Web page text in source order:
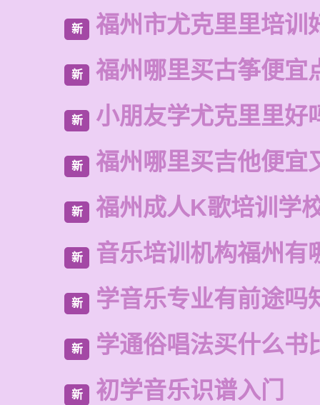
新 福州市尤克里里培训
新 福州哪里买古筝便宜
新 小朋友学尤克里里好
新 福州哪里买吉他便宜
新 福州成人K歌培训学
新 音乐培训机构福州有
新 学音乐专业有前途吗
新 学通俗唱法买什么书
新 初学音乐识谱入门